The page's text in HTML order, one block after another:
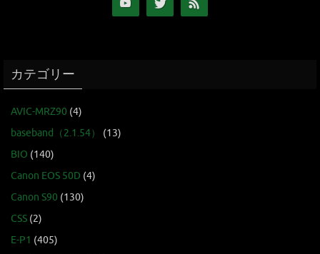
カテゴリー
AVIC-MRZ90 (4)
baseband（2.1.54）
(13)
BIO (140)
Canon EOS 50D (4)
Canon S90 (130)
CSS (2)
E-P1 (405)